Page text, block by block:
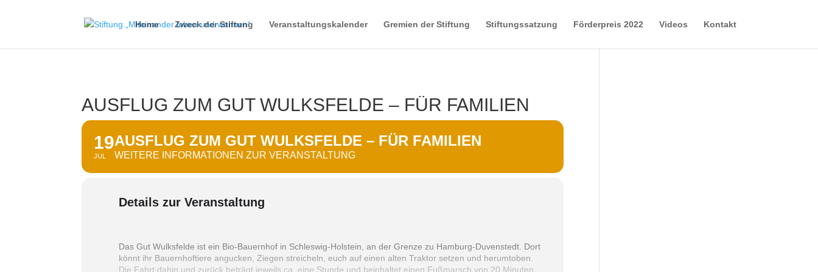
Home Zweck der Stiftung Veranstaltungskalender Gremien der Stiftung Stiftungssatzung Förderpreis 2022 Videos Kontakt
AUSFLUG ZUM GUT WULKSFELDE – FÜR FAMILIEN
19
JUL
AUSFLUG ZUM GUT WULKSFELDE – FÜR FAMILIEN
WEITERE INFORMATIONEN ZUR VERANSTALTUNG
Details zur Veranstaltung
Das Gut Wulksfelde ist ein Bio-Bauernhof in Schleswig-Holstein, an der Grenze zu Hamburg-Duvenstedt. Dort
könnt ihr Bauernhoftiere angucken, Ziegen streicheln, euch auf einen alten Traktor setzen und herumtoben.
Die Fahrt dahin und zurück beträgt jeweils ca. eine Stunde und beinhaltet einen Fußmarsch von 20 Minuten.